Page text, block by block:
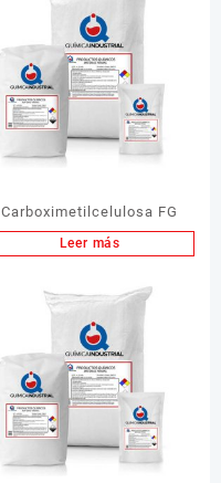
Carboximetilcelulosa FG
Leer más